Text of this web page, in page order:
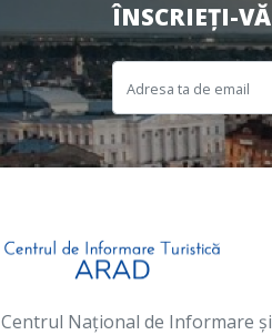
ÎNSCRIEȚI-
Centrul Național de Informare și